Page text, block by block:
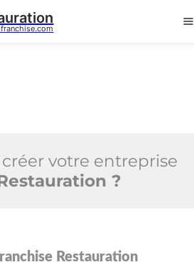
votre entreprise
?
Restauration